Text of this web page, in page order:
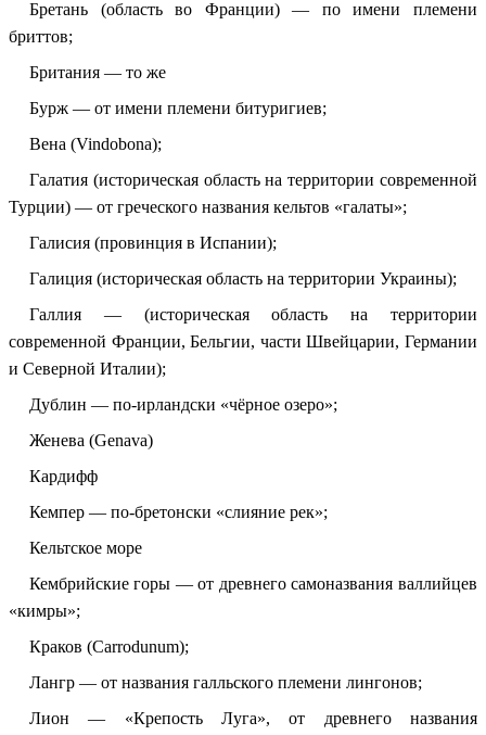
Бретань (область во Франции) — по имени племени
бриттов;
Британия — то же
Бурж — от имени племени битуригиев;
Вена (Vindobona);
Галатия (историческая область на территории современной
Турции) — от греческого названия кельтов «галаты»;
Галисия (провинция в Испании);
Галиция (историческая область на территории Украины);
Галлия — (историческая область на территории
современной Франции, Бельгии, части Швейцарии, Германии
и Северной Италии);
Дублин — по-ирландски «чёрное озеро»;
Женева (Genava)
Кардифф
Кемпер — по-бретонски «слияние рек»;
Кельтское море
Кембрийские горы — от древнего самоназвания валлийцев
«кимры»;
Краков (Carrodunum);
Лангр — от названия галльского племени лингонов;
Лион — «Крепость Луга», от древнего названия